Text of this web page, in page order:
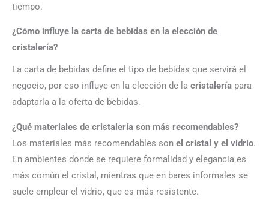
tiempo.
¿Cómo influye la carta de bebidas en la elección de
cristalería?
La carta de bebidas define el tipo de bebidas que servirá el
negocio, por eso influye en la elección de la cristalería para
adaptarla a la oferta de bebidas.
¿Qué materiales de cristalería son más recomendables?
Los materiales más recomendables son el cristal y el vidrio.
En ambientes donde se requiere formalidad y elegancia es
más común el cristal, mientras que en bares informales se
suele emplear el vidrio, que es más resistente.